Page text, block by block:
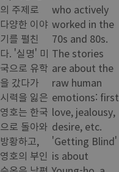
의 주제로
다양한 이야
기를 펼친
다. '실명' 미
국으로 유학
을 갔다가
시력을 잃은
영호는 한국
으로 돌아와
방황하고,
영호의 부인
who actively
worked in the
70s and 80s.
The stories
are about the
raw human
emotions: first
love, jealousy,
desire, etc.
'Getting Blind'
is about